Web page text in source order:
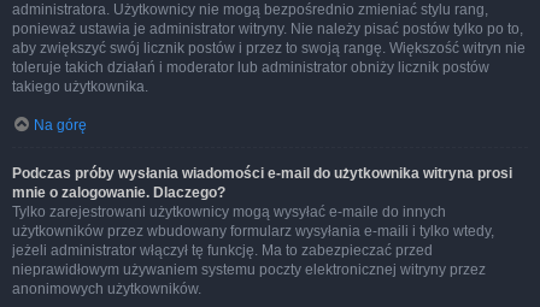
administratora. Użytkownicy nie mogą bezpośrednio zmieniać stylu rang,
ponieważ ustawia je administrator witryny. Nie należy pisać postów tylko po to,
aby zwiększyć swój licznik postów i przez to swoją rangę. Większość witryn nie
toleruje takich działań i moderator lub administrator obniży licznik postów
takiego użytkownika.
Na górę
Podczas próby wysłania wiadomości e-mail do użytkownika witryna prosi
mnie o zalogowanie. Dlaczego?
Tylko zarejestrowani użytkownicy mogą wysyłać e-maile do innych
użytkowników przez wbudowany formularz wysyłania e-maili i tylko wtedy,
jeżeli administrator włączył tę funkcję. Ma to zabezpieczać przed
nieprawidłowym używaniem systemu poczty elektronicznej witryny przez
anonimowych użytkowników.